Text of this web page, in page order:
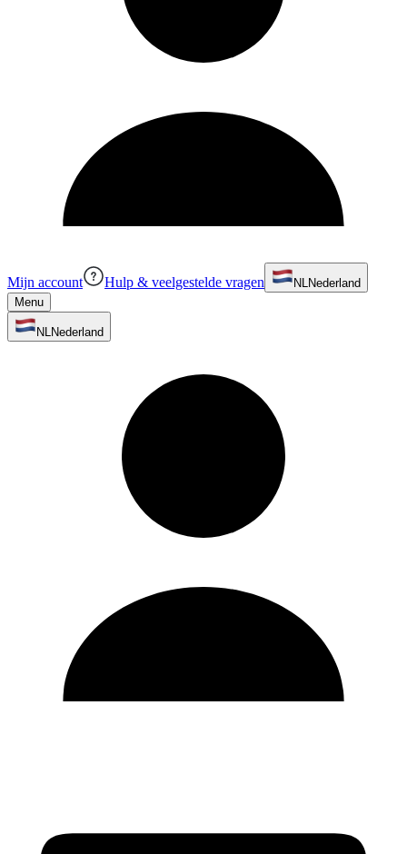
Mijn account Hulp & veelgestelde vragen NL
Nederland
Menu
NL Nederland